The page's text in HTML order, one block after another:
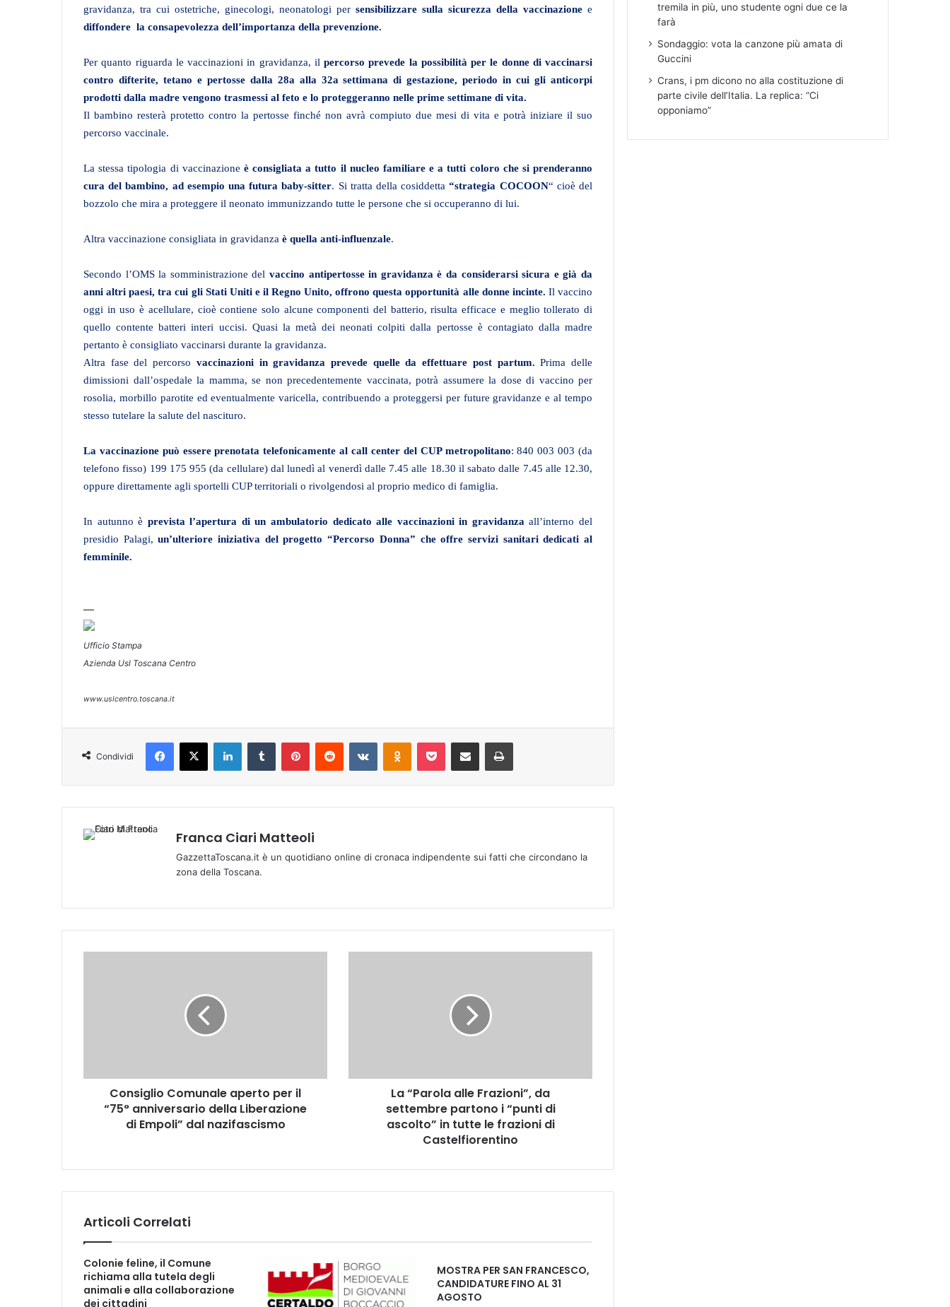
gravidanza, tra cui ostetriche, ginecologi, neonatologi per sensibilizzare sulla sicurezza della vaccinazione e
diffondere la consapevolezza dell’importanza della prevenzione.
Per quanto riguarda le vaccinazioni in gravidanza, il percorso prevede la possibilità per le donne di vaccinarsi
contro difterite, tetano e pertosse dalla 28a alla 32a settimana di gestazione, periodo in cui gli anticorpi
prodotti dalla madre vengono trasmessi al feto e lo proteggeranno nelle prime settimane di vita.
Il bambino resterà protetto contro la pertosse finché non avrà compiuto due mesi di vita e potrà iniziare il suo
percorso vaccinale.
La stessa tipologia di vaccinazione è consigliata a tutto il nucleo familiare e a tutti coloro che si prenderanno
cura del bambino, ad esempio una futura baby-sitter. Si tratta della cosiddetta “strategia COCOON“ cioè del
bozzolo che mira a proteggere il neonato immunizzando tutte le persone che si occuperanno di lui.
Altra vaccinazione consigliata in gravidanza è quella anti-influenzale.
Secondo l’OMS la somministrazione del vaccino antipertosse in gravidanza è da considerarsi sicura e già da
anni altri paesi, tra cui gli Stati Uniti e il Regno Unito, offrono questa opportunità alle donne incinte. Il vaccino
oggi in uso è acellulare, cioè contiene solo alcune componenti del batterio, risulta efficace e meglio tollerato di
quello contente batteri interi uccisi. Quasi la metà dei neonati colpiti dalla pertosse è contagiato dalla madre
pertanto è consigliato vaccinarsi durante la gravidanza.
Altra fase del percorso vaccinazioni in gravidanza prevede quelle da effettuare post partum. Prima delle
dimissioni dall’ospedale la mamma, se non precedentemente vaccinata, potrà assumere la dose di vaccino per
rosolia, morbillo parotite ed eventualmente varicella, contribuendo a proteggersi per future gravidanze e al tempo
stesso tutelare la salute del nascituro.
La vaccinazione può essere prenotata telefonicamente al call center del CUP metropolitano: 840 003 003 (da
telefono fisso) 199 175 955 (da cellulare) dal lunedì al venerdì dalle 7.45 alle 18.30 il sabato dalle 7.45 alle 12.30,
oppure direttamente agli sportelli CUP territoriali o rivolgendosi al proprio medico di famiglia.
In autunno è prevista l’apertura di un ambulatorio dedicato alle vaccinazioni in gravidanzaall’interno del
presidio Palagi,un’ulteriore iniziativa del progetto “Percorso Donna” che offre servizi sanitari dedicati al
femminile.
—
Ufficio Stampa
Azienda Usl Toscana Centro
www.uslcentro.toscana.it
Condividi
Franca Ciari Matteoli
GazzettaToscana.it è un quotidiano online di cronaca indipendente sui fatti che circondano la
zona della Toscana.
o
p
e
t
p
Consiglio Comunale aperto per il
“75° anniversario della Liberazione
di Empoli” dal nazifascismo
a
n
”
,
d
La “Parola alle Frazioni”, da
settembre partono i “punti di
ascolto” in tutte le frazioni di
Castelfiorentino
Articoli Correlati
Colonie feline, il Comune
richiama alla tutela degli
animali e alla collaborazione
dei cittadini
MOSTRA PER SAN FRANCESCO,
CANDIDATURE FINO AL 31
AGOSTO
tremila in più, uno studente ogni due ce la
farà
Sondaggio: vota la canzone più amata di
Guccini
Crans, i pm dicono no alla costituzione di
parte civile dell’Italia. La replica: “Ci
opponiamo”